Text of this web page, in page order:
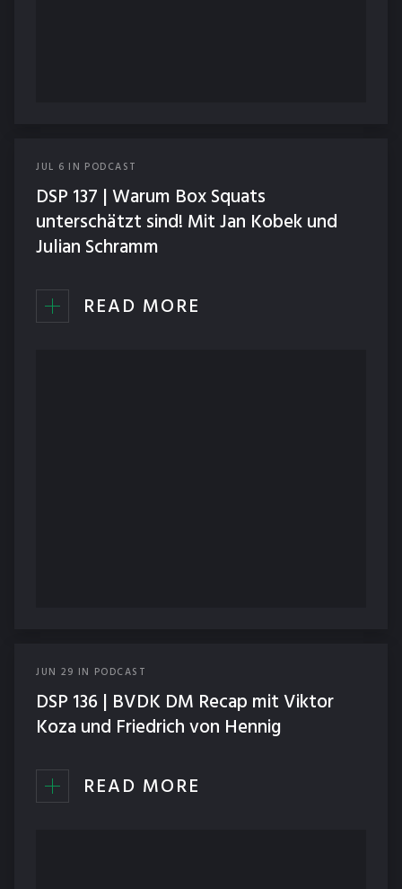
JUL 6 IN PODCAST
DSP 137 | Warum Box Squats
unterschätzt sind! Mit Jan Kobek und
Julian Schramm
READ MORE
JUN 29 IN PODCAST
DSP 136 | BVDK DM Recap mit Viktor
Koza und Friedrich von Hennig
READ MORE